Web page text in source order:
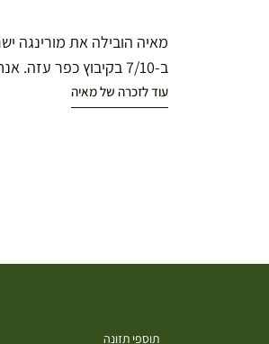
מאיה הובילה את מורינגה
ב-7/10 בקיבוץ כפר עזה. אנחנו כאן להמשיך את דרכה במורינגה.
עוד לזכרה של מאיה
תוספי תזונה